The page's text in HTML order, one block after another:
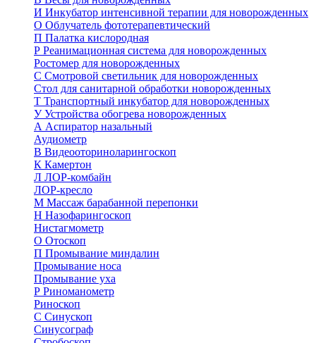
И Инкубатор интенсивной терапии для новорожденных
О Облучатель фототерапевтический
П Палатка кислородная
Р Реанимационная система для новорожденных
Ростомер для новорожденных
С Смотровой светильник для новорожденных
Стол для санитарной обработки новорожденных
Т Транспортный инкубатор для новорожденных
УУстройства обогрева новорожденных
А Аспиратор назальный
Аудиометр
В Видеооториноларингоскоп
К Камертон
Л ЛОР-комбайн
ЛОР-кресло
М Массаж барабанной перепонки
Н Назофарингоскоп
Нистагмометр
О Отоскоп
П Промывание миндалин
Промывание носа
Промывание уха
Р Риноманометр
Риноскоп
С Синускоп
Синусограф